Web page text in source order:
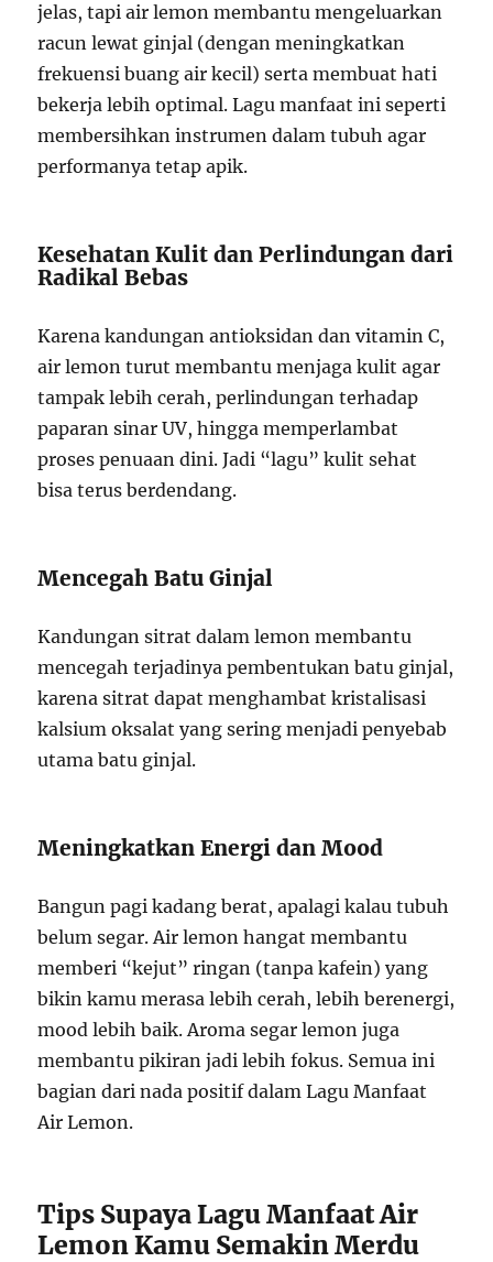
jelas, tapi air lemon membantu mengeluarkan
racun lewat ginjal (dengan meningkatkan
frekuensi buang air kecil) serta membuat hati
bekerja lebih optimal. Lagu manfaat ini seperti
membersihkan instrumen dalam tubuh agar
performanya tetap apik.
Kesehatan Kulit dan Perlindungan dari
Radikal Bebas
Karena kandungan antioksidan dan vitamin C,
air lemon turut membantu menjaga kulit agar
tampak lebih cerah, perlindungan terhadap
paparan sinar UV, hingga memperlambat
proses penuaan dini. Jadi “lagu” kulit sehat
bisa terus berdendang.
Mencegah Batu Ginjal
Kandungan sitrat dalam lemon membantu
mencegah terjadinya pembentukan batu ginjal,
karena sitrat dapat menghambat kristalisasi
kalsium oksalat yang sering menjadi penyebab
utama batu ginjal.
Meningkatkan Energi dan Mood
Bangun pagi kadang berat, apalagi kalau tubuh
belum segar. Air lemon hangat membantu
memberi “kejut” ringan (tanpa kafein) yang
bikin kamu merasa lebih cerah, lebih berenergi,
mood lebih baik. Aroma segar lemon juga
membantu pikiran jadi lebih fokus. Semua ini
bagian dari nada positif dalam Lagu Manfaat
Air Lemon.
Tips Supaya Lagu Manfaat Air
Lemon Kamu Semakin Merdu